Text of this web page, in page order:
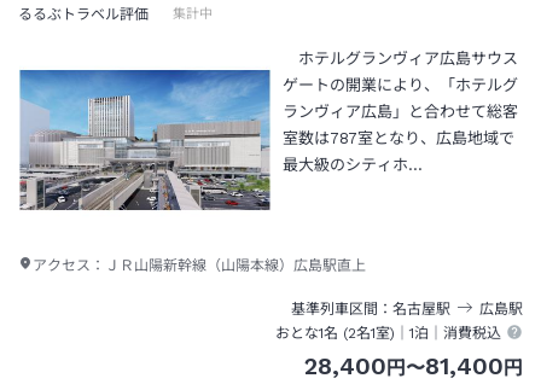
るるぶトラベル評価
集計中
ホテルグランヴィア広島サウス
ゲートの開業により、「ホテルグ
ランヴィア広島」と合わせて総客
室数は787室となり、広島地域で
最大級のシティホ…
アクセス： ＪＲ山陽新幹線（山陽本線）広島駅直上
基準列車区間 名古屋駅 広島駅
おとな1名 (2名1室)｜1泊 ｜消費税込
28,400 円 〜81,400 円